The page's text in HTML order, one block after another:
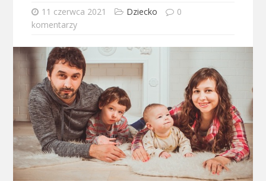
11 czerwca 2021 Dziecko
0
komentarzy